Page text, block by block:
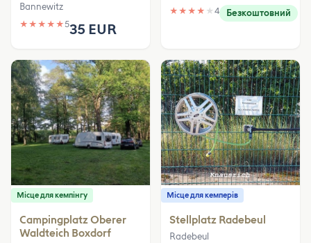
Bannewitz
★ ★ ★ ★ ★535 EUR
★ ★ ★ ★ ★ 4 Безкоштовний
Місце для кемпінгу
Campingplatz Oberer
Waldteich Boxdorf
Місце для кемперів
Stellplatz Radebeul
Radebeul